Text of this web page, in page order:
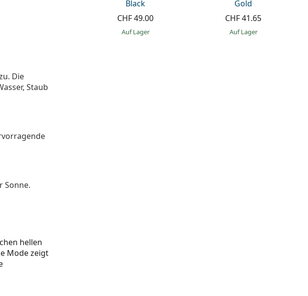
Black
CHF 49.00
auf Lager
Gold
CHF 41.65
auf Lager
Die
Staub
Sonne.
hellen
Mode zeigt